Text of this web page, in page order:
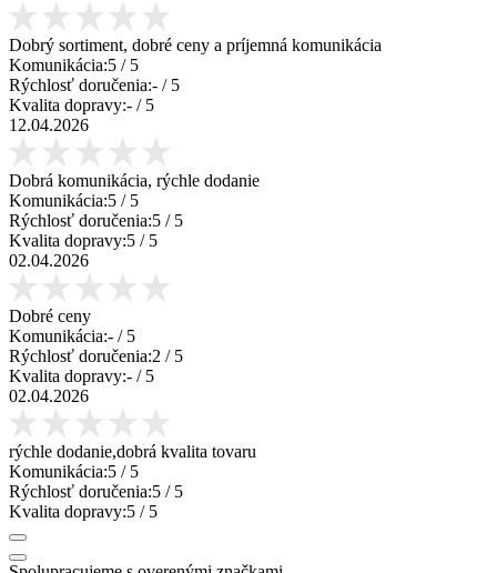
Dobrý sortiment, dobré ceny a príjemná komunikácia
Komunikácia:5 / 5
Rýchlosť doručenia:- / 5
Kvalita dopravy:- / 5
12.04.2026
Dobrá komunikácia, rýchle dodanie
Komunikácia:5 / 5
Rýchlosť doručenia:5 / 5
Kvalita dopravy:5 / 5
02.04.2026
Dobré ceny
Komunikácia:- / 5
Rýchlosť doručenia:2 / 5
Kvalita dopravy:- / 5
02.04.2026
rýchle dodanie,dobrá kvalita tovaru
Komunikácia:5 / 5
Rýchlosť doručenia:5 / 5
Kvalita dopravy:5 / 5